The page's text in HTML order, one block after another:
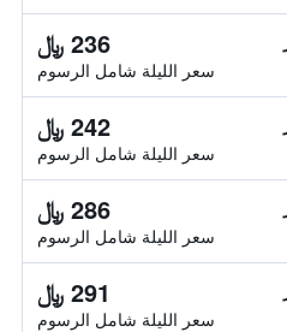
236 ﷼
سعر الليلة شامل الرسوم
242 ﷼
سعر الليلة شامل الرسوم
286 ﷼
سعر الليلة شامل الرسوم
291 ﷼
سعر الليلة شامل الرسوم